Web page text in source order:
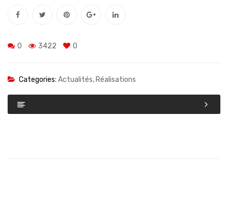
0 3422 0
Categories: Actualités,Réalisations